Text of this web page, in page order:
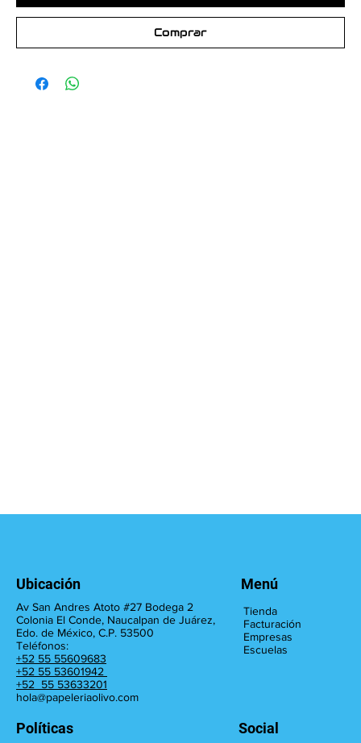
Comprar
Av San Andres Atoto #27 Bodega 2
Colonia El Conde, Naucalpan de Juárez,
Edo. de México, C.P. 53500
Teléfonos:
+52 55 55609683
+52 55 53601942
+52 55 53633201
hola@papeleriaolivo.com
Ubicación
Políticas Social
Tienda
Facturación
Empresas
Escuelas
Menú